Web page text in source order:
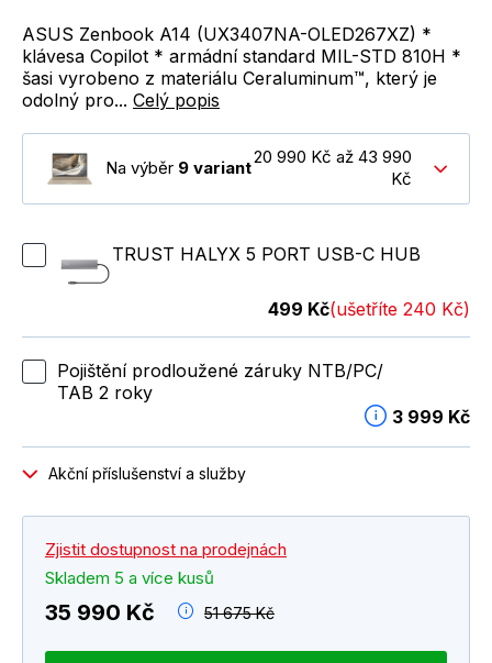
ASUS Zenbook A14 (UX3407NA-OLED267XZ) *
klávesa Copilot * armádní standard MIL-STD 810H *
šasi vyrobeno z materiálu Ceraluminum™, který je
odolný pro... Celý popis
Na výběr 9 variant
20 990 Kč až 43 990
Kč
TRUST HALYX 5 PORT USB-C HUB
499 Kč(ušetříte 240 Kč)
Pojištění prodloužené záruky NTB/PC/
TAB 2 roky
3 999 Kč
Akční příslušenství a služby
Zjistit dostupnost na prodejnách
Skladem 5 a více kusů
35 990 Kč 51 675 Kč